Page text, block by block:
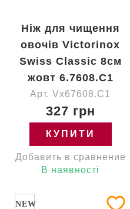
Ніж для чищення
овочів Victorinox
Swiss Classic 8см
жовт 6.7608.C1
Арт. Vx67608.C1
327 грн
КУПИТИ
Добавить в сравнение
В наявності
NEW